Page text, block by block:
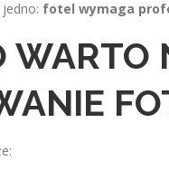
fotel wymaga
WARTO